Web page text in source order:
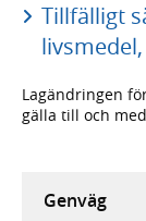
Tillfälligt
Lagändringen
gälla till och
Genväg